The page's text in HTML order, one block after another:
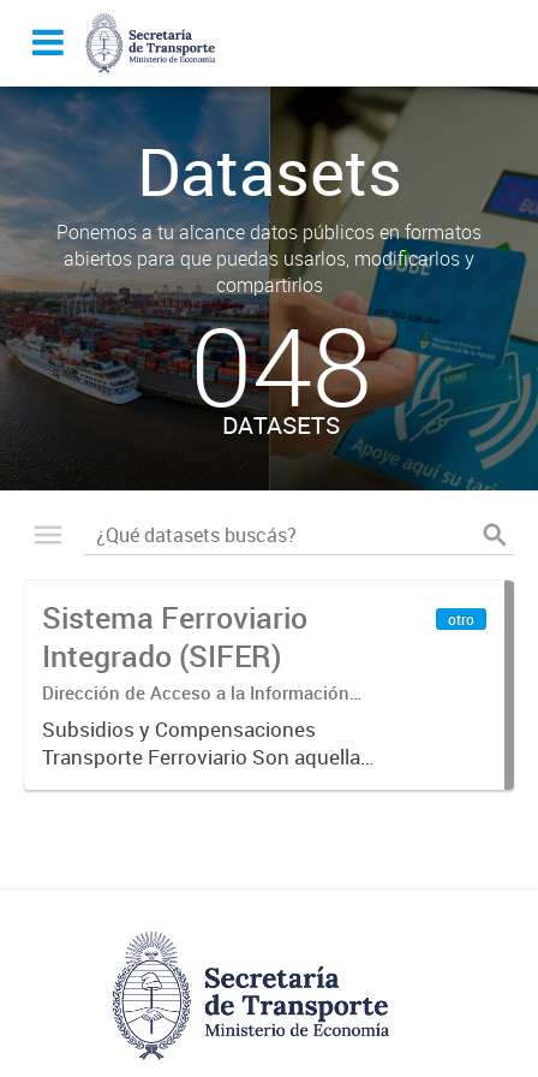
Datasets
Ponemos a tu alcance datos públicos en formatos
abiertos para que puedas usarlos, modificarlos y
compartirlos
048
DATASETS
Sistema Ferroviario
Integrado (SIFER)
Dirección de Acceso a la Información
Pública y Transparencia
Subsidios y Compensaciones
Transporte Ferroviario Son aquellas
transferencias realizadas por la
otro